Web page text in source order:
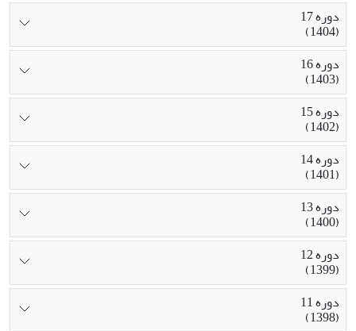
دوره 17
(1404)
دوره 16
(1403)
دوره 15
(1402)
دوره 14
(1401)
دوره 13
(1400)
دوره 12
(1399)
دوره 11
(1398)